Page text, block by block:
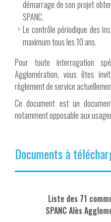
démarrage de son projet
SPANC.
Le contrôle périodique des
maximum tous les 10 ans.
Pour toute interrogation
Agglomération, vous êtes
règlement de service
Ce document est un
notamment opposable aux
Documents à
Liste des 71
SPANC Alès